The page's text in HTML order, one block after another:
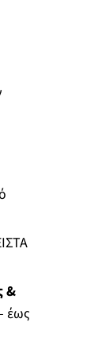
&
έως